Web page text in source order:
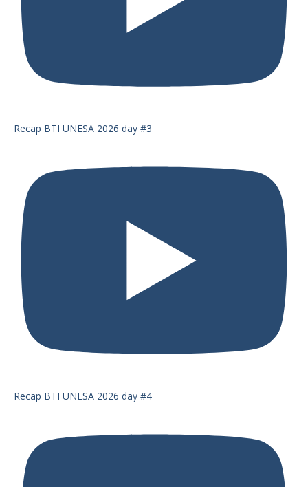
Recap BTI UNESA 2026 day #3
Recap BTI UNESA 2026 day #4